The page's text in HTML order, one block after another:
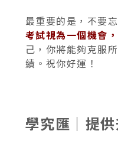
最重要的是，不要
考試視為一個機會
己，你將能夠克服
績。祝你好運！
學究匯｜提